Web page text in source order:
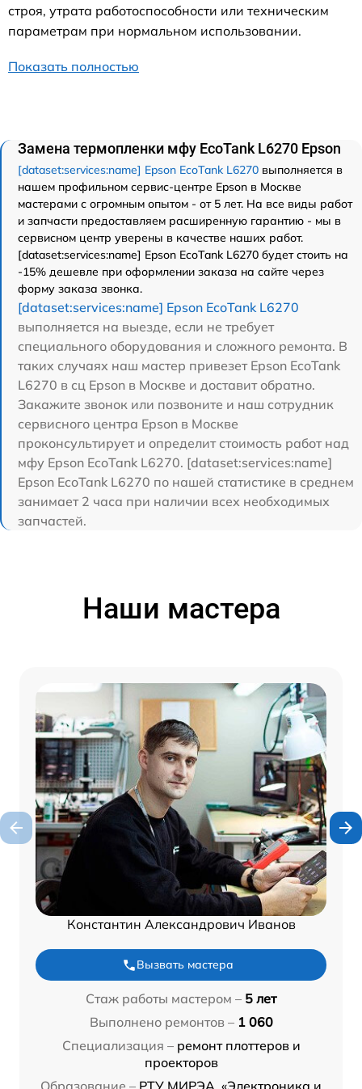
строя, утрата работоспособности или техническим
параметрам при нормальном использовании.
Показать полностью
Замена термопленки мфу EcoTank L6270 Epson
[dataset:services:name] Epson EcoTank L6270 выполняется в
нашем профильном сервис-центре Epson в Москве
мастерами с огромным опытом - от 5 лет. На все виды работ
и запчасти предоставляем расширенную гарантию - мы в
сервисном центр уверены в качестве наших работ.
[dataset:services:name] Epson EcoTank L6270 будет стоить на
-15% дешевле при оформлении заказа на сайте через
форму заказа звонка.
[dataset:services:name] Epson EcoTank L6270
выполняется на выезде, если не требует
специального оборудования и сложного ремонта. В
таких случаях наш мастер привезет Epson EcoTank
L6270 в сц Epson в Москве и доставит обратно.
Закажите звонок или позвоните и наш сотрудник
сервисного центра Epson в Москве
проконсультирует и определит стоимость работ над
мфу Epson EcoTank L6270. [dataset:services:name]
Epson EcoTank L6270 по нашей статистике в среднем
занимает 2 часа при наличии всех необходимых
запчастей.
Наши мастера
Константин Александрович Иванов
Вызвать мастера
Стаж работы мастером – 5 лет
Выполнено ремонтов – 1 060
Специализация – ремонт плоттеров и
проекторов